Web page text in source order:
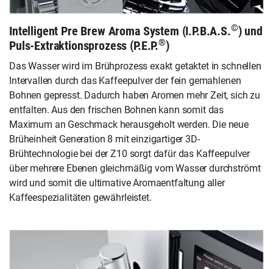
Intelligent Pre Brew Aroma System (I.P.B.A.S.©) und
Puls-Extraktionsprozess (P.E.P.®)
Das Wasser wird im Brühprozess exakt getaktet in schnellen
Intervallen durch das Kaffeepulver der fein gemahlenen
Bohnen gepresst. Dadurch haben Aromen mehr Zeit, sich zu
entfalten. Aus den frischen Bohnen kann somit das
Maximum an Geschmack herausgeholt werden. Die neue
Brüheinheit Generation 8 mit einzigartiger 3D-
Brühtechnologie bei der Z10 sorgt dafür das Kaffeepulver
über mehrere Ebenen gleichmäßig vom Wasser durchströmt
wird und somit die ultimative Aromaentfaltung aller
Kaffeespezialitäten gewährleistet.